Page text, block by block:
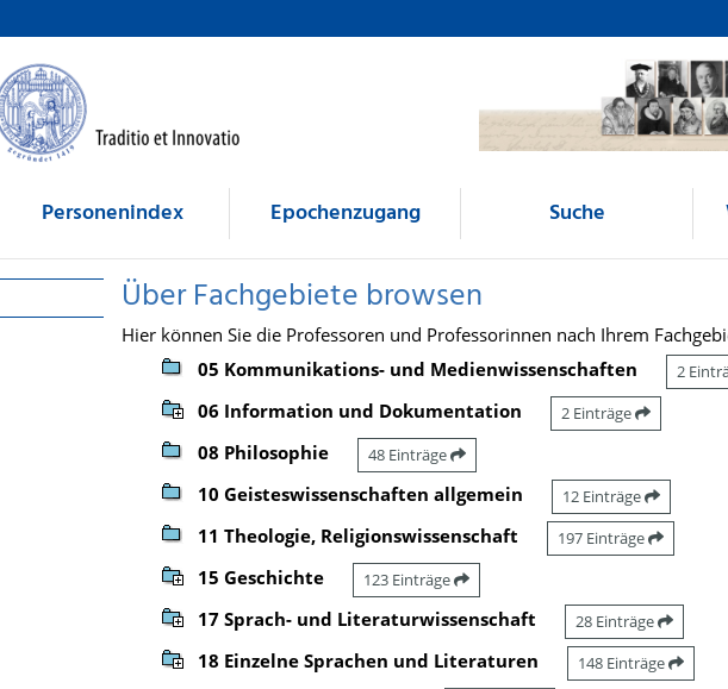
Personenindex Epochenzugang Suche
Über Fachgebiete browsen
Hier können Sie die Professoren und Professorinnen nach Ihrem
05 Kommunikations- und Medienwissenschaften
2
06 Information und Dokumentation 2 Einträge
08 Philosophie 48 Einträge
10 Geisteswissenschaften allgemein 12 Einträge
11 Theologie, Religionswissenschaft 197 Einträge
15 Geschichte 123 Einträge
17 Sprach- und Literaturwissenschaft 28 Einträge
18 Einzelne Sprachen und Literaturen 148 Einträge